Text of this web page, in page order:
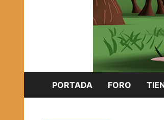
PORTADA FORO